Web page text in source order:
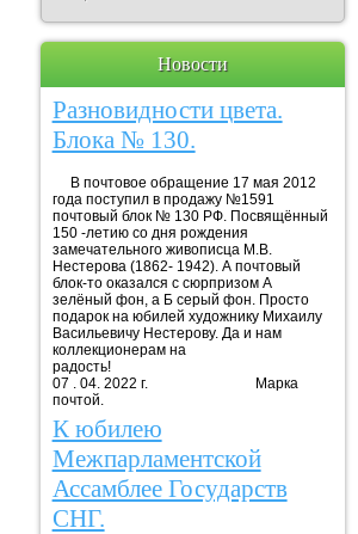
Новости
Разновидности цвета.
Блока № 130.
В почтовое обращение 17 мая 2012
года поступил в продажу №1591
почтовый блок № 130 РФ. Посвящённый
150 -летию со дня рождения
замечательного живописца М.В.
Нестерова (1862- 1942). А почтовый
блок-то оказался с сюрпризом А
зелёный фон, а Б серый фон. Просто
подарок на юбилей художнику Михаилу
Васильевичу Нестерову. Да и нам
коллекционерам на
07 . 04. 2022 г. Марка
почтой.
К юбилею
Межпарламентской
Ассамблее Государств
СНГ.